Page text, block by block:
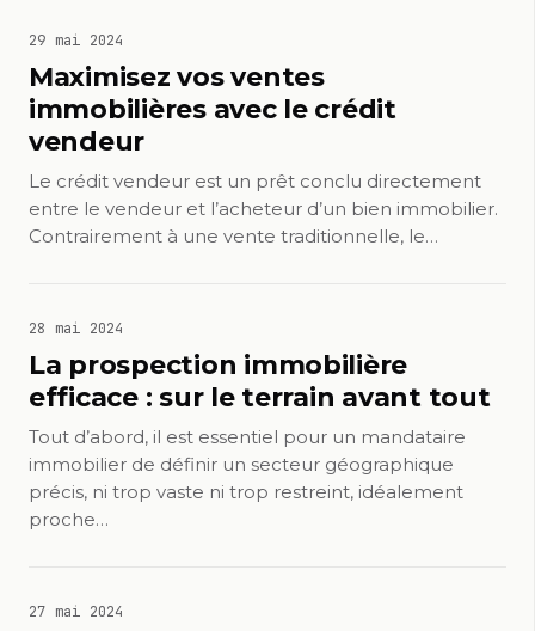
29 mai 2024
Maximisez vos ventes
immobilières avec le crédit
vendeur
Le crédit vendeur est un prêt conclu directement
entre le vendeur et l’acheteur d’un bien immobilier.
Contrairement à une vente traditionnelle, le…
28 mai 2024
La prospection immobilière
efficace : sur le terrain avant tout
Tout d’abord, il est essentiel pour un mandataire
immobilier de définir un secteur géographique
précis, ni trop vaste ni trop restreint, idéalement
proche…
27 mai 2024